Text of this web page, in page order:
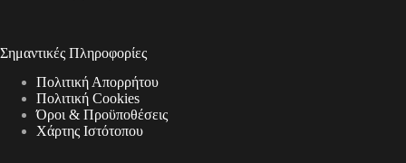
Σημαντικές Πληροφορίες
Πολιτική Απορρήτου
Πολιτική Cookies
Όροι & Προϋποθέσεις
Χάρτης Ιστότοπου